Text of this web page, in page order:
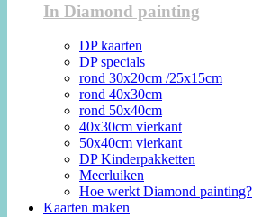
In Diamond painting
DP kaarten
DP specials
rond 30x20cm /25x15cm
rond 40x30cm
rond 50x40cm
40x30cm vierkant
50x40cm vierkant
DP Kinderpakketten
Meerluiken
Hoe werkt Diamond painting?
Kaarten maken